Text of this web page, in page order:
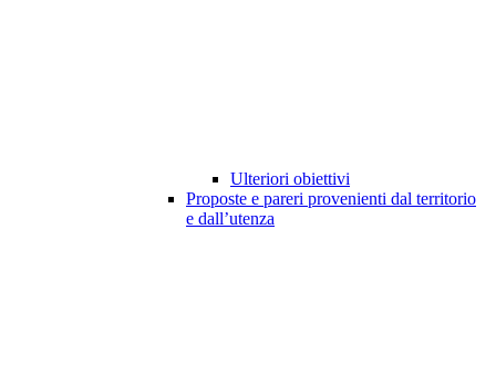
Ulteriori obiettivi
Proposte e pareri provenienti dal territorio
e dall’utenza